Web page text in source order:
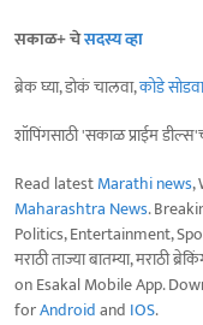
सकाळ+ चेसदस्य व्हा
ब्रेक घ्या, डोकं चालवा,कोडे
शॉपिंगसाठी 'सकाळ प्राईम
Read latestMarathi news,
Maharashtra News.
Politics, Entertainment,
मराठी ताज्या बातम्या, मराठी
on Esakal Mobile App.
forAndroidand IOS.